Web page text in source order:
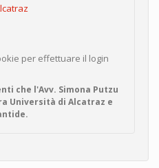
per effettuare il login
che l'Avv. Simona Putzu
Università di Alcatraz e